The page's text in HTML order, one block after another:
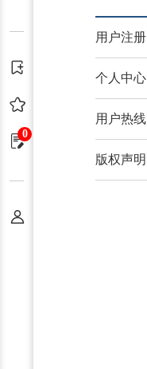
0
用户注册
个人中心
用户热线
版权声明